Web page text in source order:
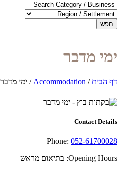
חפש
ימי מדבר
דף הבית/
Accommodation
/ ימי מדבר
Contact Details
Phone: 052-61700028
Opening Hours: בתיאום מראש